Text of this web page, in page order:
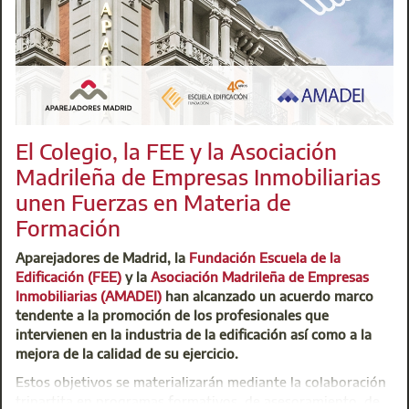
El calendario es a veces un temible enemigo en nuestra
18h30, hablaremos sobre los desafíos de cumplir con los
práctico: un proyecto en la Ciudad de México para un
t: 91 701 45 00
@:buzoninfo@aparejadoresmadrid.es
El Colegio, la FEE y la Asociación
Madrileña de Empresas Inmobiliarias
unen Fuerzas en Materia de
Formación
Aparejadores de Madrid, la Fundación Escuela de la
Edificación (FEE) y la Asociación Madrileña de Empresas
Inmobiliarias (AMADEI) han alcanzado un acuerdo marco
tendente a la promoción de los profesionales que
intervienen en la industria de la edificación así como a la
mejora de la calidad de su ejercicio.
Estos objetivos se materializarán mediante la colaboración